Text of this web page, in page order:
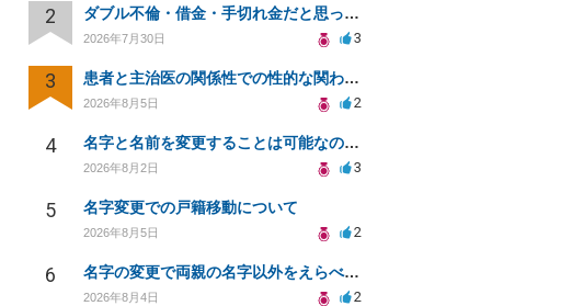
2 ダブル不倫・借金・手切れ金だと思っていたお金を1年後いまさら脅迫罪として通知書が来てまとめて請求
2026年7月30日 3
3 患者と主治医の関係性での性的な関わりからのトラブル
2026年8月5日 2
4 名字と名前を変更することは可能なのか？
2026年8月2日 3
5 名字変更での戸籍移動について
2026年8月5日 2
6 名字の変更で両親の名字以外をえらべるのか？
2026年8月4日 2